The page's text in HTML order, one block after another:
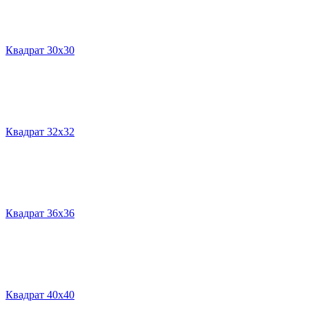
Квадрат 30х30
Квадрат 32х32
Квадрат 36х36
Квадрат 40х40